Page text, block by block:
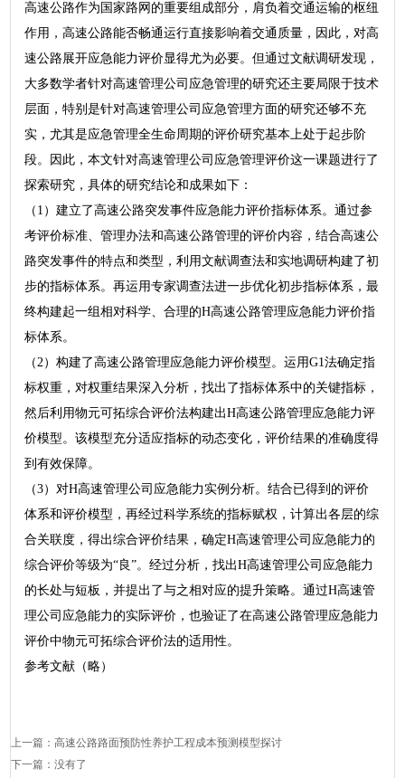
高速公路作为国家路网的重要组成部分，肩负着交通运输的枢纽
作用，高速公路能否畅通运行直接影响着交通质量，因此，对高
速公路展开应急能力评价显得尤为必要。但通过文献调研发现，
大多数学者针对高速管理公司应急管理的研究还主要局限于技术
层面，特别是针对高速管理公司应急管理方面的研究还够不充
实，尤其是应急管理全生命周期的评价研究基本上处于起步阶
段。因此，本文针对高速管理公司应急管理评价这一课题进行了
探索研究，具体的研究结论和成果如下：
（1）建立了高速公路突发事件应急能力评价指标体系。通过参
考评价标准、管理办法和高速公路管理的评价内容，结合高速公
路突发事件的特点和类型，利用文献调查法和实地调研构建了初
步的指标体系。再运用专家调查法进一步优化初步指标体系，最
终构建起一组相对科学、合理的H高速公路管理应急能力评价指
标体系。
（2）构建了高速公路管理应急能力评价模型。运用G1法确定指
标权重，对权重结果深入分析，找出了指标体系中的关键指标，
然后利用物元可拓综合评价法构建出H高速公路管理应急能力评
价模型。该模型充分适应指标的动态变化，评价结果的准确度得
到有效保障。
（3）对H高速管理公司应急能力实例分析。结合已得到的评价
体系和评价模型，再经过科学系统的指标赋权，计算出各层的综
合关联度，得出综合评价结果，确定H高速管理公司应急能力的
综合评价等级为“良”。经过分析，找出H高速管理公司应急能力
的长处与短板，并提出了与之相对应的提升策略。通过H高速管
理公司应急能力的实际评价，也验证了在高速公路管理应急能力
评价中物元可拓综合评价法的适用性。
参考文献（略）
上一篇：高速公路路面预防性养护工程成本预测模型探讨
下一篇：没有了